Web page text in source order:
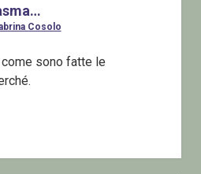
Cosolo
sono fatte le